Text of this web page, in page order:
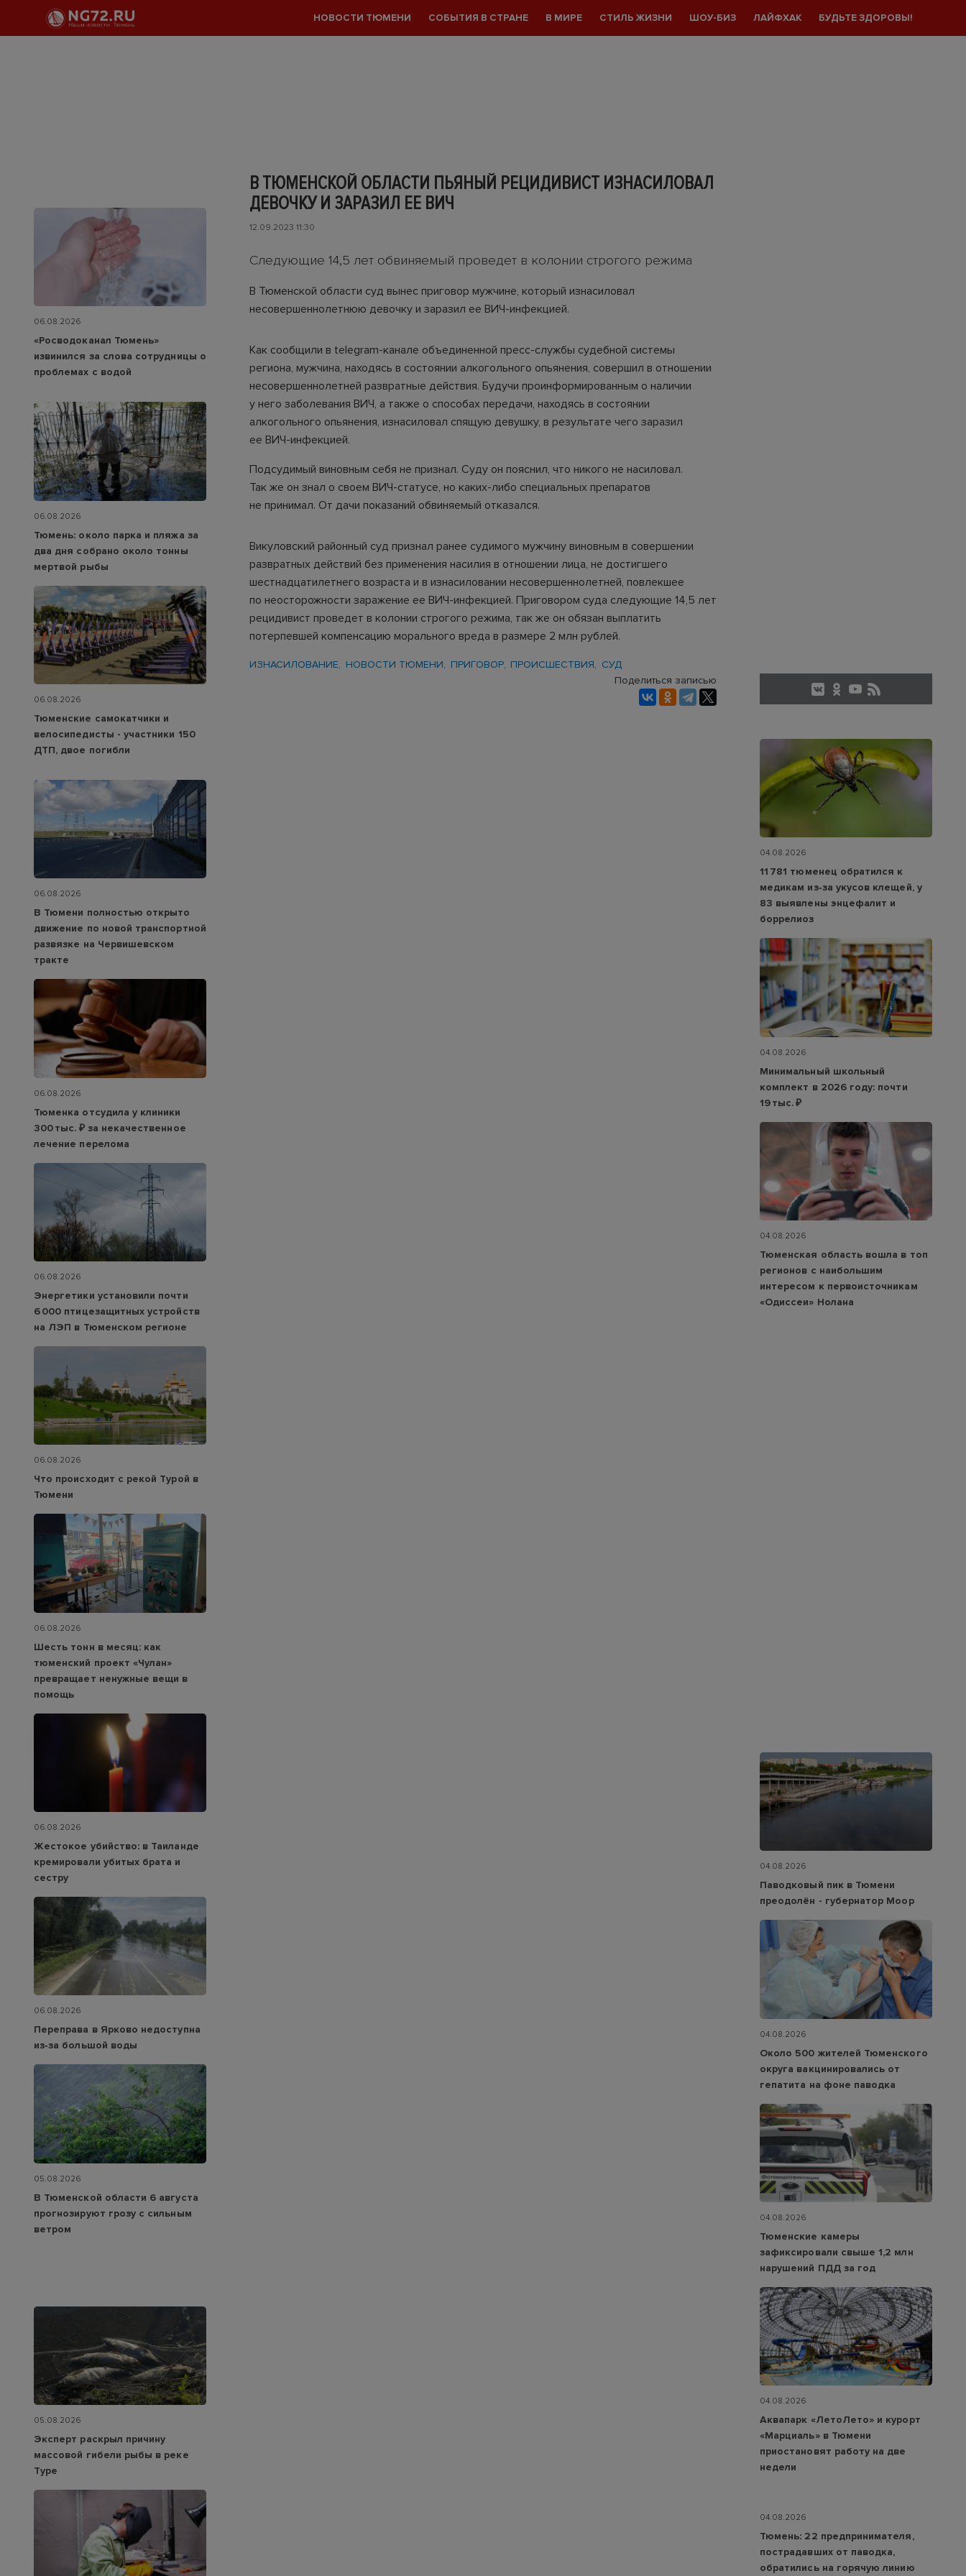
НОВОСТИ ТЮМЕНИ СОБЫТИЯ В СТРАНЕ В МИРЕ СТИЛЬ ЖИЗНИ ШОУ-БИЗ ЛАЙФХАК БУДЬТЕ ЗДОРОВЫ!
В ТЮМЕНСКОЙ ОБЛАСТИ ПЬЯНЫЙ РЕЦИДИВИСТ ИЗНАСИЛОВАЛ
ДЕВОЧКУ И ЗАРАЗИЛ ЕЕ ВИЧ
12.09.2023 11:30
Следующие 14,5 лет обвиняемый проведет в колонии строгого режима
В Тюменской области суд вынес приговор мужчине, который изнасиловал
несовершеннолетнюю девочку и заразил ее ВИЧ-инфекцией.
Как сообщили в telegram-канале объединенной пресс-службы судебной системы
региона, мужчина, находясь в состоянии алкогольного опьянения, совершил в отношении
несовершеннолетней развратные действия. Будучи проинформированным о наличии
у него заболевания ВИЧ, а также о способах передачи, находясь в состоянии
алкогольного опьянения, изнасиловал спящую девушку, в результате чего заразил
ее ВИЧ-инфекцией.
Подсудимый виновным себя не признал. Суду он пояснил, что никого не насиловал.
Так же он знал о своем ВИЧ-статусе, но каких-либо специальных препаратов
не принимал. От дачи показаний обвиняемый отказался.
Викуловский районный суд признал ранее судимого мужчину виновным в совершении
развратных действий без применения насилия в отношении лица, не достигшего
шестнадцатилетнего возраста и в изнасиловании несовершеннолетней, повлекшее
по неосторожности заражение ее ВИЧ-инфекцией. Приговором суда следующие 14,5 лет
рецидивист проведет в колонии строгого режима, так же он обязан выплатить
потерпевшей компенсацию морального вреда в размере 2 млн рублей.
ИЗНАСИЛОВАНИЕ НОВОСТИ ТЮМЕНИ ПРИГОВОР ПРОИСШЕСТВИЯ
СУД
Поделиться записью
06.08.2026
«Росводоканал Тюмень»
извинился за слова сотрудницы о
проблемах с водой
06.08.2026
Тюмень: около парка и пляжа за
два дня собрано около тонны
мертвой рыбы
06.08.2026
Тюменские самокатчики и
велосипедисты - участники 150
ДТП, двое погибли
06.08.2026
В Тюмени полностью открыто
движение по новой транспортной
развязке на Червишевском
тракте
06.08.2026
Тюменка отсудила у клиники
300 тыс. ₽ за некачественное
лечение перелома
06.08.2026
Энергетики установили почти
6 000 птицезащитных устройств
на ЛЭП в Тюменском регионе
06.08.2026
Что происходит с рекой Турой в
Тюмени
06.08.2026
Шесть тонн в месяц: как
тюменский проект «Чулан»
превращает ненужные вещи в
помощь
06.08.2026
Жестокое убийство: в Таиланде
кремировали убитых брата и
сестру
06.08.2026
Переправа в Ярково недоступна
из‑за большой воды
05.08.2026
В Тюменской области 6 августа
прогнозируют грозу с сильным
ветром
05.08.2026
Эксперт раскрыл причину
массовой гибели рыбы в реке
Туре
04.08.2026
11 781 тюменец обратился к
медикам из‑за укусов клещей, у
83 выявлены энцефалит и
боррелиоз
04.08.2026
Минимальный школьный
комплект в 2026 году: почти
19 тыс. ₽
04.08.2026
Тюменская область вошла в топ
регионов с наибольшим
интересом к первоисточникам
«Одиссеи» Нолана
04.08.2026
Паводковый пик в Тюмени
преодолён - губернатор Моор
04.08.2026
Около 500 жителей Тюменского
округа вакцинировались от
гепатита на фоне паводка
04.08.2026
Тюменские камеры
зафиксировали свыше 1,2 млн
нарушений ПДД за год
04.08.2026
Аквапарк «ЛетоЛето» и курорт
«Марциаль» в Тюмени
приостановят работу на две
недели
04.08.2026
Тюмень: 22 предпринимателя,
пострадавших от паводка,
обратились на горячую линию